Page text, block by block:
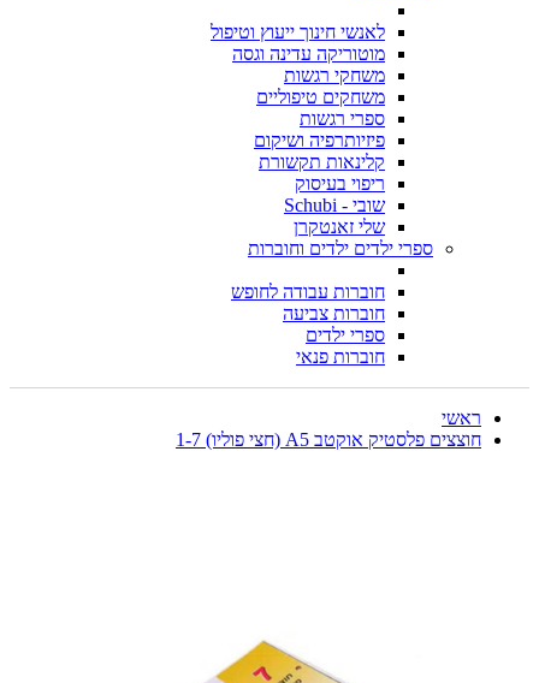
לאנשי חינוך ייעוץ וטיפול
מוטוריקה עדינה וגסה
משחקי רגשות
משחקים טיפוליים
ספרי רגשות
פיזיותרפיה ושיקום
קלינאות תקשורת
ריפוי בעיסוק
שובי - Schubi
שלי זאנטקרן
ספרי ילדים ילדים וחוברות
חוברות עבודה לחופש
חוברות צביעה
ספרי ילדים
חוברות פנאי
ראשי
חוצצים פלסטיק אוקטב A5 (חצי פוליו) 1-7